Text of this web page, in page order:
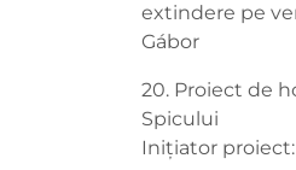
extindere pe
Gábor
20. Proiect de
Spicului
Inițiator